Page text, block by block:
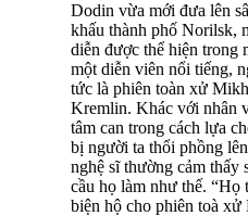
Dodin vừa mới đưa lên
khấu thành phố Norilsk,
diễn được thể hiện trong
một diễn viên nổi tiếng,
tức là phiên toàn xử
Kremlin. Khác với nhân
tâm can trong cách lựa
bị người ta thổi phồng
nghệ sĩ thường cảm thấy
cầu họ làm như thế.
biện hộ cho phiên toà